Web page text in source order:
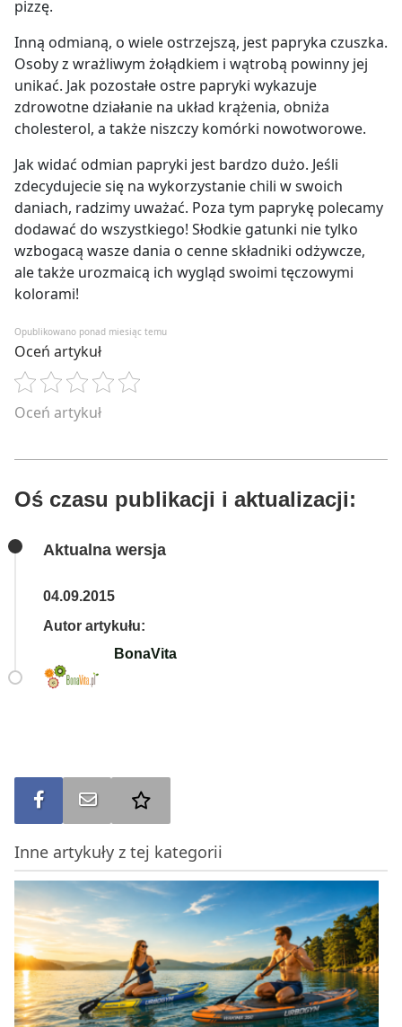
pizzę.
Inną odmianą, o wiele ostrzejszą, jest papryka czuszka.
Osoby z wrażliwym żołądkiem i wątrobą powinny jej
unikać. Jak pozostałe ostre papryki wykazuje
zdrowotne działanie na układ krążenia, obniża
cholesterol, a także niszczy komórki nowotworowe.
Jak widać odmian papryki jest bardzo dużo. Jeśli
zdecydujecie się na wykorzystanie chili w swoich
daniach, radzimy uważać. Poza tym paprykę polecamy
dodawać do wszystkiego! Słodkie gatunki nie tylko
wzbogacą wasze dania o cenne składniki odżywcze,
ale także urozmaicą ich wygląd swoimi tęczowymi
kolorami!
Opublikowano ponad miesiąc temu
Oceń artykuł
Oceń artykuł
Oś czasu publikacji i aktualizacji:
Aktualna wersja
04.09.2015
Autor artykułu:
BonaVita
Udostępnij na FBWyślij na e-mail
Inne artykuły z tej kategorii